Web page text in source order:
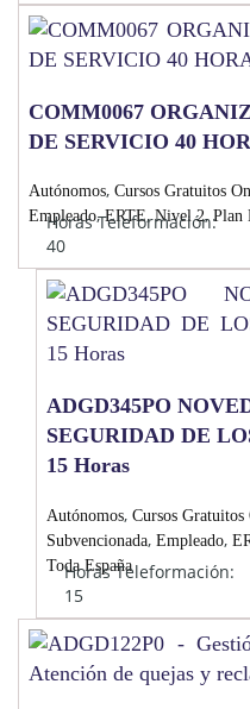
COMM0067
DE SERVICIO 40
Autónomos, Cursos Gratuitos
Empleado,ERTE,Nivel 2,Plan
Horas Teleformación:
40
ADGD345PO
SEGURIDAD DE
15 Horas
Autónomos, Cursos
Subvencionada, Empleado,
Toda España
Horas Teleformación:
15